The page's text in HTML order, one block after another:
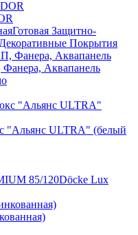
Готовая Защитно-
Декоративные Покрытия
Аквапанель
"Альянс ULTRA" (белый
85/120Döсkе Luх